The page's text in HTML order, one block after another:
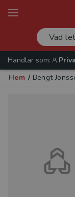
Handlar som:
Hem / Bengt